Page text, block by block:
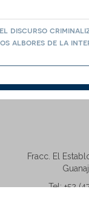
discurso
albores de la
Fracc. El
Tel: +52